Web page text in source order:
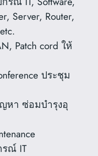
Server, Router,
Patch cord ให้
ประชุม
หา ซ่อมบำรุงอุ
ณ์ IT